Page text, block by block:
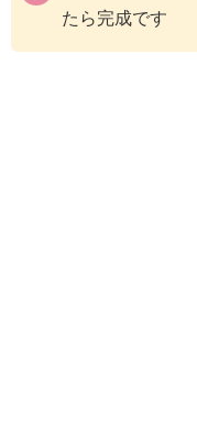
たら完成です